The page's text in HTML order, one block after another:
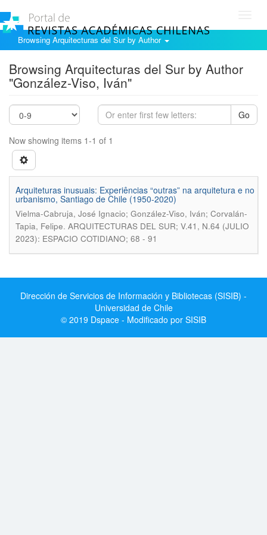
Browsing Arquitecturas del Sur by Author
Browsing Arquitecturas del Sur by Author
"González-Viso, Iván"
Go
Now showing items 1-1 of 1
Arquiteturas inusuais: Experiências “outras” na arquitetura e no
urbanismo, Santiago de Chile (1950-2020)
Vielma-Cabruja, José Ignacio; González-Viso, Iván; Corvalán-
Tapia, Felipe. ARQUITECTURAS DEL SUR; V.41, N.64 (JULIO
2023): ESPACIO COTIDIANO; 68 - 91
Dirección de Servicios de Información y Bibliotecas (SISIB) -
Universidad de Chile
© 2019 Dspace - Modificado por SISIB